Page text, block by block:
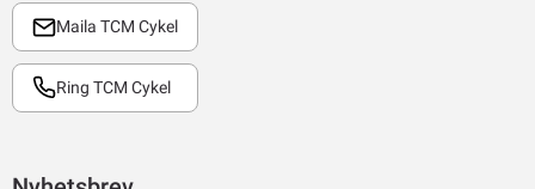
Maila TCM Cykel
Ring TCM Cykel